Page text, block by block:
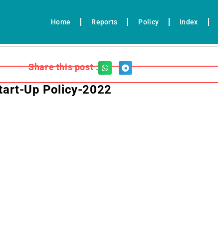
Home Reports Policy Index
Share this post :
Up Policy-2022